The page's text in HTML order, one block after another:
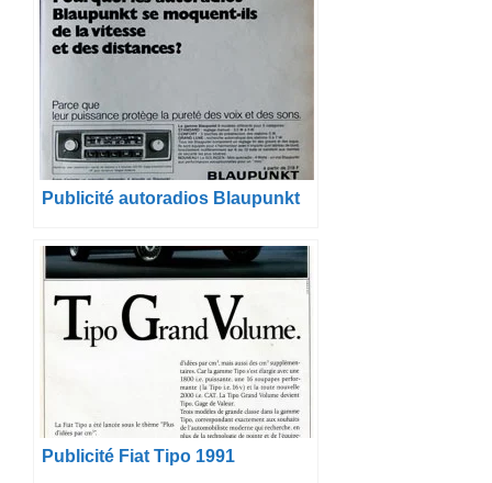
Publicité autoradios Blaupunkt
Publicité Fiat Tipo 1991